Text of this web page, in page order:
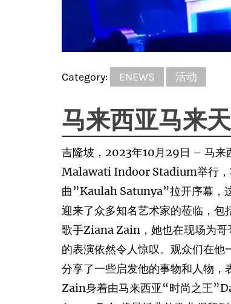
Category: ENEWS 活动
马来西亚马来
吉隆坡，2023年10月29日 – 马来
Malawati Indoor Stadium举行，
曲”Kaulah Satunya”拉开序幕，
迎来了众多知名艺术家的莅临，
歌手Ziana Zain，她也在现场为哥
的表演依然令人惊叹。观众们在
分享了一些启发他的事物和人物
Zain身着由马来西亚“时尚之王